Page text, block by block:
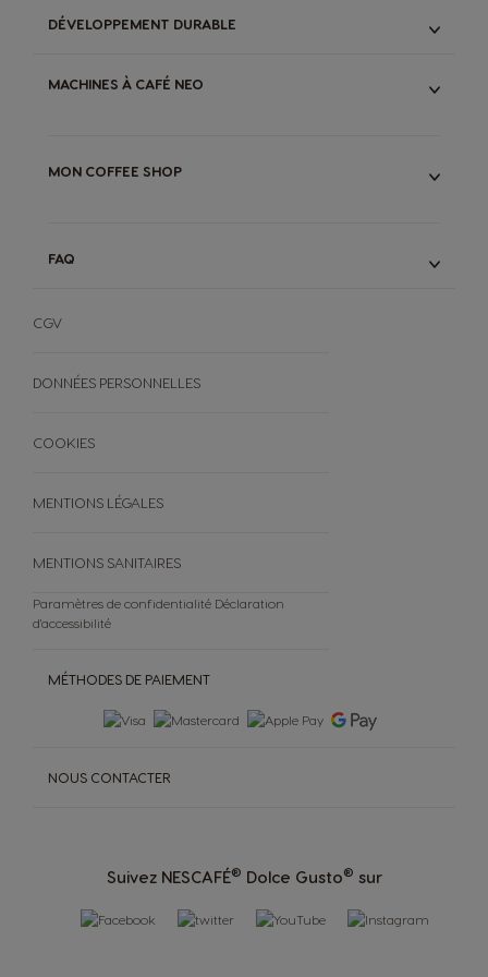
MINI ME®
GARANTIE & RÉPARABILITÉ MACHINES
DÉVELOPPEMENT DURABLE
RECYCLAGE CAPSULES ORIGINAL
MACHINES À CAFÉ NEO
MON COFFEE SHOP
FAQ
FORMULAIRE DE RÉTRACTATION
Suivez NESCAFÉ® Dolce Gusto® sur
MÉTHODES DE PAIEMENT
NOUS CONTACTER
CGV
DONNÉES PERSONNELLES
COOKIES
MENTIONS LÉGALES
MENTIONS SANITAIRES
Paramètres de confidentialité Déclaration
d'accessibilité